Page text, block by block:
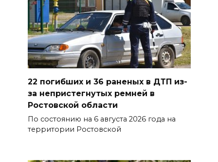
Аномальная жара до +40 °C
накроет Ростов-на-Дону 8
августа
08 августа 2026 09:23
ПВО перехвачены и
уничтожены 397 украинских
беспилотников
08 августа 2026 09:19
22 погибших и 36 раненых в ДТП из-
за непристегнутых ремней в
Ростовской области
По состоянию на 6 августа 2026 года на
территории Ростовской